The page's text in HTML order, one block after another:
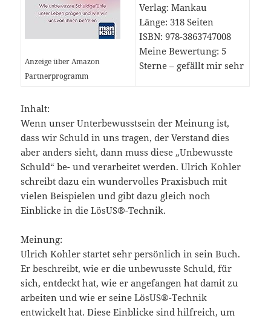
Anzeige über Amazon
Partnerprogramm
Verlag: Mankau
Länge: 318 Seiten
ISBN: 978-3863747008
Meine Bewertung: 5
Sterne – gefällt mir sehr
Inhalt:
Wenn unser Unterbewusstsein der Meinung ist,
dass wir Schuld in uns tragen, der Verstand dies
aber anders sieht, dann muss diese „Unbewusste
Schuld“ be- und verarbeitet werden. Ulrich Kohler
schreibt dazu ein wundervolles Praxisbuch mit
vielen Beispielen und gibt dazu gleich noch
Einblicke in die LösUS®-Technik.
Meinung:
Ulrich Kohler startet sehr persönlich in sein Buch.
Er beschreibt, wie er die unbewusste Schuld, für
sich, entdeckt hat, wie er angefangen hat damit zu
arbeiten und wie er seine LösUS®-Technik
entwickelt hat. Diese Einblicke sind hilfreich, um